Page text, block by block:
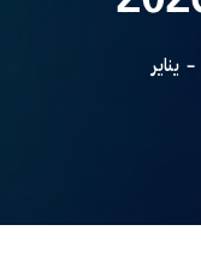
يناير